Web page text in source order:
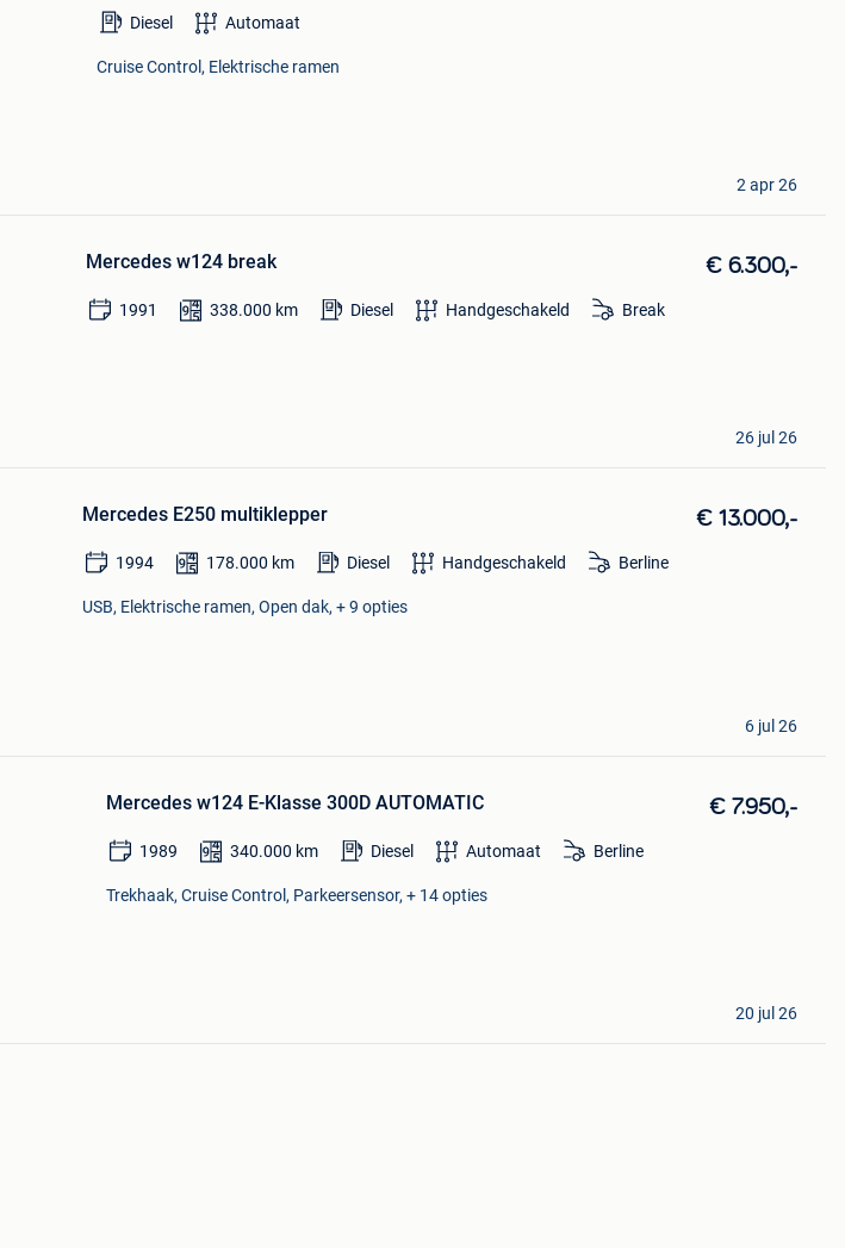
Diesel Automaat
Cruise Control, Elektrische ramen
2 apr 26
Mercedes w124 break € 6.300,-
1991 338.000 km Diesel Handgeschakeld Break
26 jul 26
Mercedes E250 multiklepper € 13.000,-
1994 178.000 km Diesel Handgeschakeld Berline
USB, Elektrische ramen, Open dak, + 9 opties
6 jul 26
Mercedes w124 E-Klasse 300D AUTOMATIC € 7.950,-
1989 340.000 km Diesel Automaat Berline
Trekhaak, Cruise Control, Parkeersensor, + 14 opties
20 jul 26